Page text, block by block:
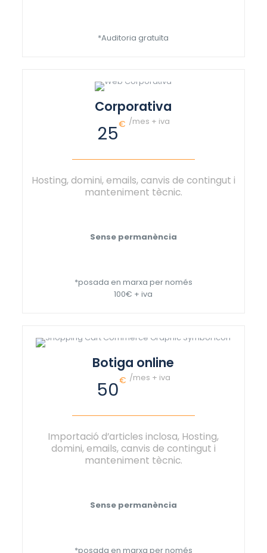
*Auditoria gratuïta
Corporativa
25€ /mes + iva
Hosting, domini, emails, canvis de contingut i
manteniment tècnic.
Sense permanència
*posada en marxa per només
100€ + iva
Botiga online
50€ /mes + iva
Importació d’articles inclosa, Hosting,
domini, emails, canvis de contingut i
manteniment tècnic.
Sense permanència
*posada en marxa per només